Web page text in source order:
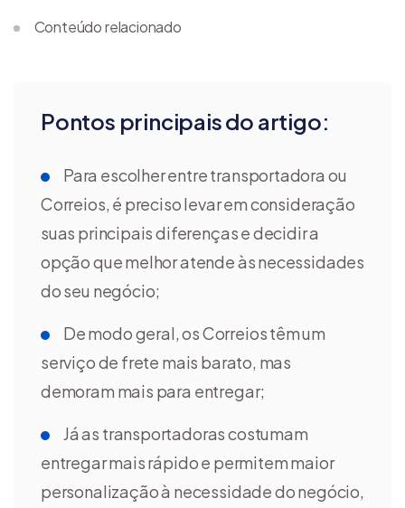
Pontos principais do artigo:
Para escolher entre transportadora ou
Correios, é preciso levar em consideração
suas principais diferenças e decidir a
opção que melhor atende às necessidades
do seu negócio;
De modo geral, os Correios têm um
serviço de frete mais barato, mas
demoram mais para entregar;
Já as transportadoras costumam
entregar mais rápido e permitem maior
personalização à necessidade do negócio,
Conteúdo relacionado